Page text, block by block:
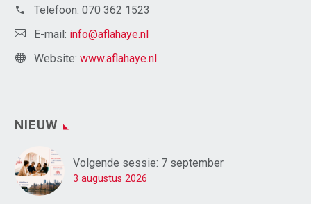
Telefoon: 070 362 1523
E-mail: info@aflahaye.nl
Website: www.aflahaye.nl
NIEUW
Volgende sessie: 7 september
3 augustus 2026